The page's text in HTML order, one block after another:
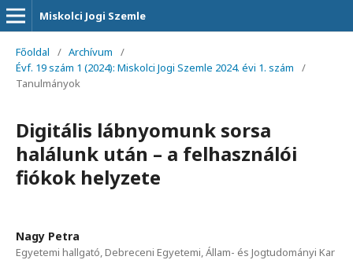
Miskolci Jogi Szemle
Főoldal / Archívum
/
Évf. 19 szám 1 (2024): Miskolci Jogi Szemle 2024. évi 1. szám
/
Tanulmányok
Digitális lábnyomunk sorsa
halálunk után – a felhasználói
fiókok helyzete
Nagy Petra
Egyetemi hallgató, Debreceni Egyetemi, Állam- és Jogtudományi Kar